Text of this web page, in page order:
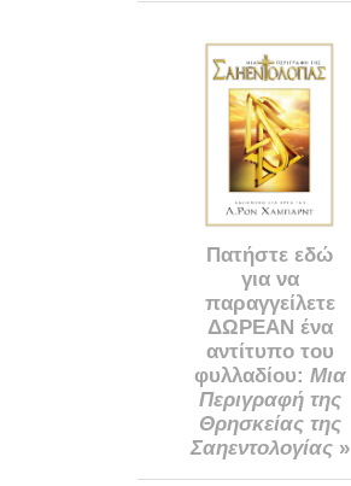
Πατήστε εδώ
για να
παραγγείλετε
ΔΩΡΕΑΝ ένα
αντίτυπο του
φυλλαδίου: Μια
Περιγραφή της
Θρησκείας της
Σαηεντολογίας»